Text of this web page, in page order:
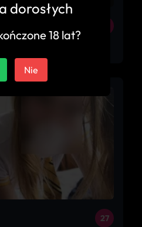
27
dorosłych
18 lat?
Nie